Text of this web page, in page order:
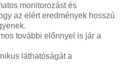
monitorozást és
az elért eredmények hosszú
további előnnyel is jár a
láthatóságát a